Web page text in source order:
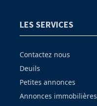
LES SERVICES
Contactez nous
Deuils
Petites annonces
Annonces immobilières